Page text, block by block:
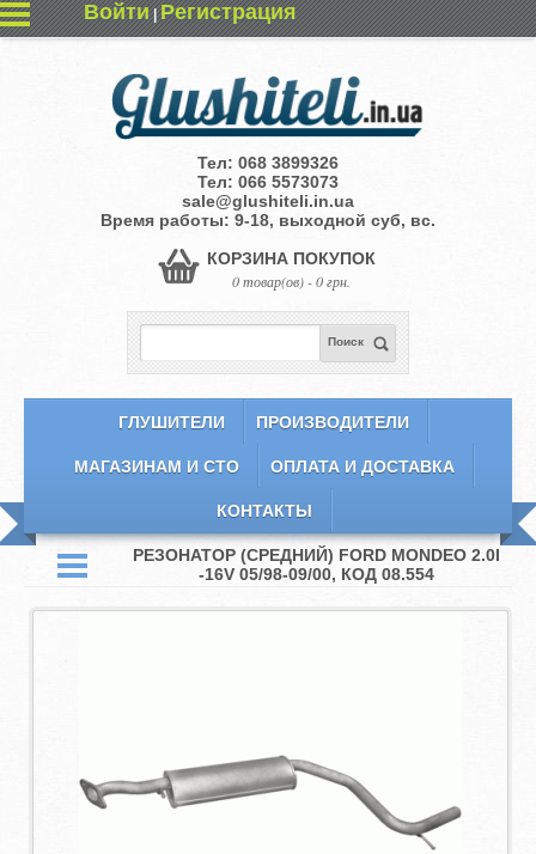
Войти|Регистрация
Тел: 068 3899326
Тел: 066 5573073
sale@glushiteli.in.ua
Время работы: 9-18, выходной суб, вс.
КОРЗИНА ПОКУПОК
0 товар(ов) - 0 грн.
Поиск
ГЛУШИТЕЛИ ПРОИЗВОДИТЕЛИ
МАГАЗИНАМ И СТО ОПЛАТА И ДОСТАВКА
КОНТАКТЫ
РЕЗОНАТОР (СРЕДНИЙ) FORD MONDEO 2.0I
-16V 05/98-09/00, КОД 08.554